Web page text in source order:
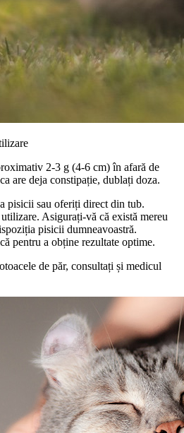
2-3 g (4-6 cm) în afară de
are deja constipație, dublați doza.
pisicii sau oferiți direct din tub.
Asigurați-vă că există mereu
pisicii dumneavoastră.
pentru a obține rezultate optime.
de păr, consultați și medicul